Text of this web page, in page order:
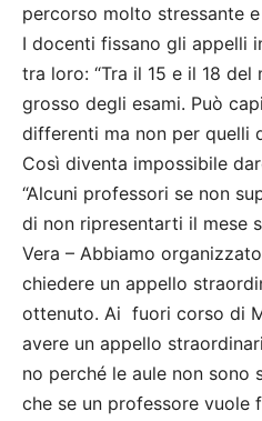
percorso molto stressante
I docenti fissano gli appelli
tra loro: “Tra il 15 e il 18 del
grosso degli esami. Può
differenti ma non per quelli
Così diventa impossibile
“Alcuni professori se non
di non ripresentarti il mese
Vera – Abbiamo
chiedere un appello
ottenuto. Ai fuori corso di
avere un appello
no perché le aule non sono
che se un professore vuole